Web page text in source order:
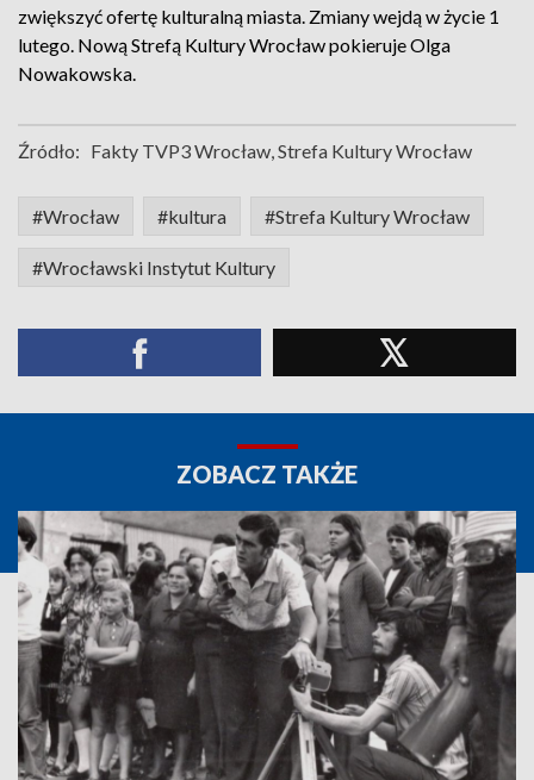
zwiększyć ofertę kulturalną miasta. Zmiany wejdą w życie 1
lutego. Nową Strefą Kultury Wrocław pokieruje Olga
Nowakowska.
Źródło: Fakty TVP3 Wrocław, Strefa Kultury Wrocław
#Wrocław #kultura #Strefa Kultury Wrocław
#Wrocławski Instytut Kultury
ZOBACZ TAKŻE